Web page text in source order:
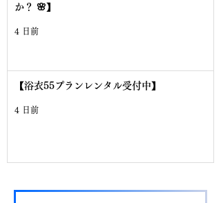
か？ 🌸】
4 日前
【浴衣55プランレンタル受付中】
4 日前